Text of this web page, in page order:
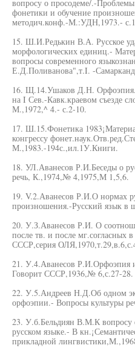
вопросу о просодеме/.-
фонетики и обучение
методич.конф.-М.:УДН,1973.-
15. Ш.И.Редькин В.А. Русское
морфологических единиц.-
вопросы современного
Е.Д.Поливанова",т.I. -
16. Щ.14.Ушаков Д.Н.
на I Сев.-Кавк.краевом съезде
М.,1972,^ 4.- с.2-10.
17. Ш.15.Фонетика
конгрессу
М.,1983.-194с.,ил.1У.Книги.
18. УЛ.Аванесов Р.И.Беседы о
речь, К.,1974,№ 4,1975,М 1,5,6.
19. V.2.Аванесов Р.И.О нормах
произношения.-Русский язык
20. У.З.Аванесов Р.И. О
после тв. и после мг.согласных
СССР,серия
21. У.4.Аванесов Р.И.Орфоэпия и
Говорит СССР,1936,№ 6,с.27-28.
22. У.5.Андреев Н.Д.Об одном
орфоэпии.- Вопросы культуры
23. У.б.Бельдиян В.М.К вопросу
русском языке.- В
прикладной